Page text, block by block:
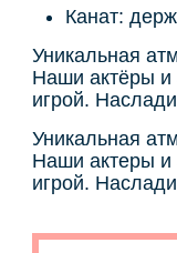
Канат:
Уникальная
Наши актёры и
игрой.
Уникальная
Наши актеры и
игрой.